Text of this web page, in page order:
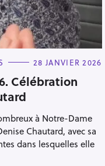
28 JANVIER 2026
Célébration
à Notre-Dame
Chautard, avec sa
dans lesquelles elle